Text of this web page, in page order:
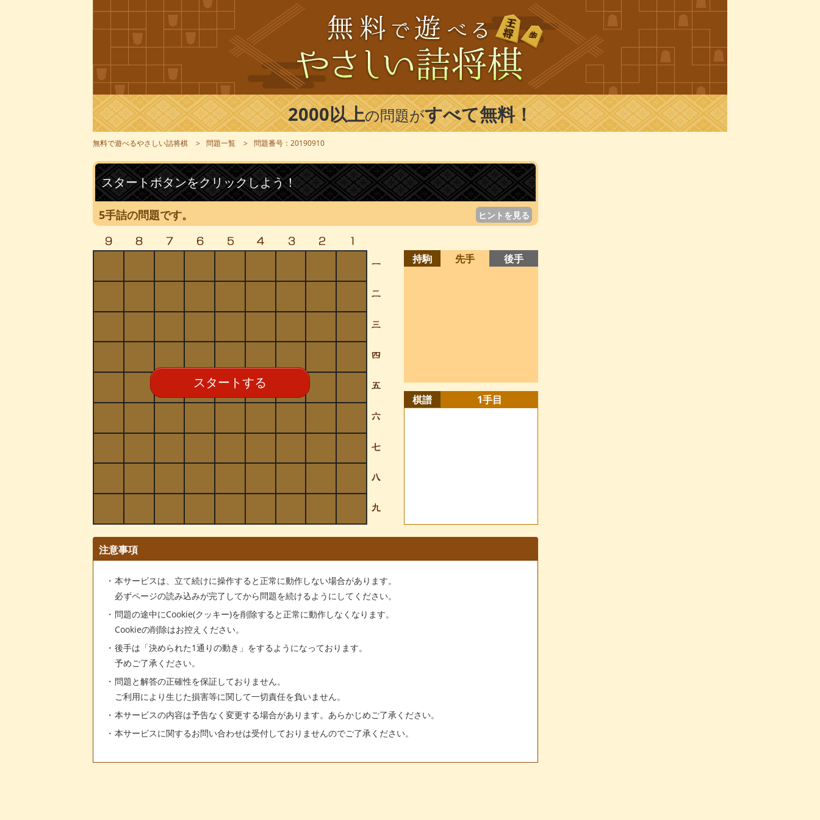
2000以上の問題がすべて無料！
無料で遊べるやさしい詰将棋 問題一覧 問題番号：20190910
スタートボタンをクリックしよう！
5手詰の問題です。 ヒントを見る
スタートする
持駒 先手 後手
棋譜 1手目
注意事項
本サービスは、立て続けに操作すると正常に動作しない場合があります。
必ずページの読み込みが完了してから問題を続けるようにしてください。
問題の途中にCookie(クッキー)を削除すると正常に動作しなくなります。
Cookieの削除はお控えください。
後手は「決められた1通りの動き」をするようになっております。
予めご了承ください。
問題と解答の正確性を保証しておりません。
ご利用により生じた損害等に関して一切責任を負いません。
本サービスの内容は予告なく変更する場合があります。あらかじめご了承ください。
本サービスに関するお問い合わせは受付しておりませんのでご了承ください。